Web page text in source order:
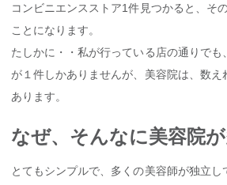
コンビニエンスストア1件見つかると、そ
ことになります。
たしかに・・私が行っている店の通りでも
が１件しかありませんが、美容院は、数え
あります。
なぜ、そんなに美容院
とてもシンプルで、多くの美容師が独立